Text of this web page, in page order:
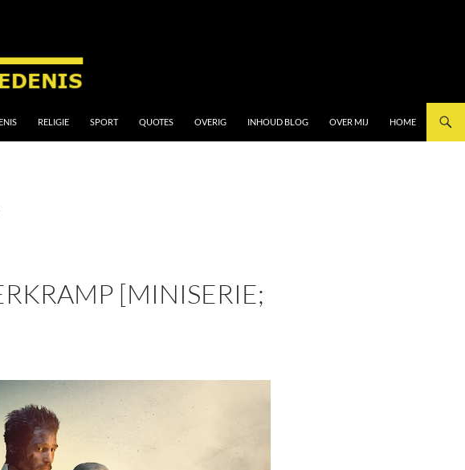
RELIGIE SPORT QUOTES OVERIG INHOUD BLOG OVER MIJ HOME
[MINISERIE;